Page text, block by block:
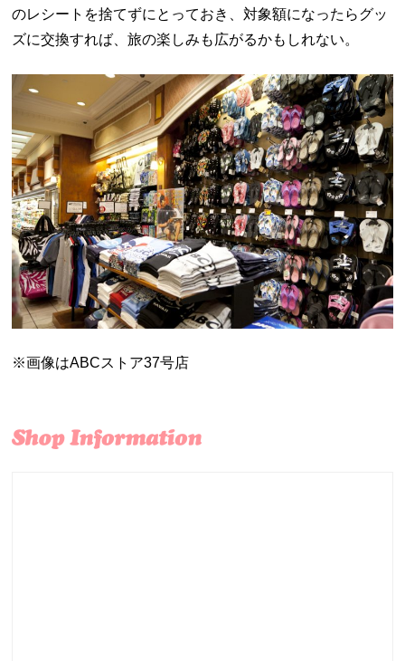
のレシートを捨てずにとっておき、対象額になったらグッ
ズに交換すれば、旅の楽しみも広がるかもしれない。
※画像はABCストア37号店